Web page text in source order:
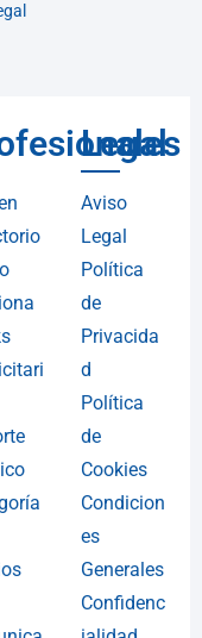
Legal
Aviso
Legal
Política
de
Privacida
d
Política
de
Cookies
Condicion
es
Generales
Confidenc